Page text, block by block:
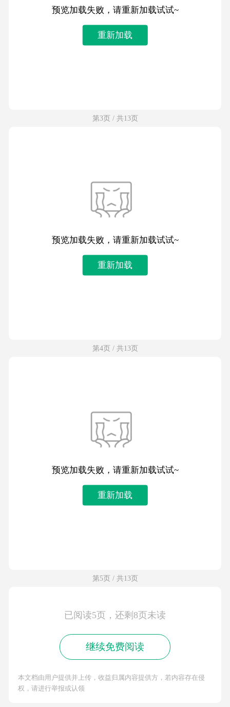
预览加载失败，请重新加载试试~
重新加载
第3页 / 共13页
预览加载失败，请重新加载试试~
重新加载
第4页 / 共13页
预览加载失败，请重新加载试试~
重新加载
第5页 / 共13页
已阅读5页，还剩8页未读
继续免费阅读
本文档由用户提供并上传，收益归属内容提供方，若内容存在侵
权，请进行举报或认领